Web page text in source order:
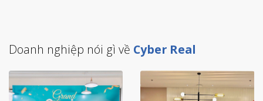
Doanh nghiệp nói gì về Cyber Real